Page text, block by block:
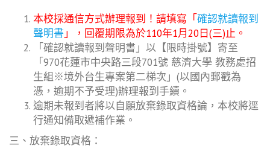
本校採通信方式辦理報到！請填寫「確認就讀報到
聲明書 」，回覆期限為於110年1月20日(三)止。
「確認就讀報到聲明書」以【限時掛號】寄至
「970花蓮市中央路三段701號 慈濟大學 教務處招
生組※境外台生專案第二梯次」(以國內郵戳為
憑，逾期不予受理)辦理報到手續。
逾期未報到者將以自願放棄錄取資格論，本校將逕
行通知備取遞補作業。
三、放棄錄取資格：